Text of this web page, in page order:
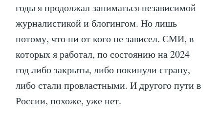
годы я продолжал заниматься независимой
журналистикой и блогингом. Но лишь
потому, что ни от кого не зависел. СМИ, в
которых я работал, по состоянию на 2024
год либо закрыты, либо покинули страну,
либо стали провластными. И другого пути в
России, похоже, уже нет.